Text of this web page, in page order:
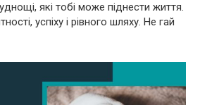
які тобі може піднести життя.
успіху і рівного шляху. Не гай